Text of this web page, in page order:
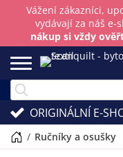
Vážení zákazníci,
vydávají za náš e-
nákup si vždy
ORIGINÁLNÍ E-
/ ručníky a osušky